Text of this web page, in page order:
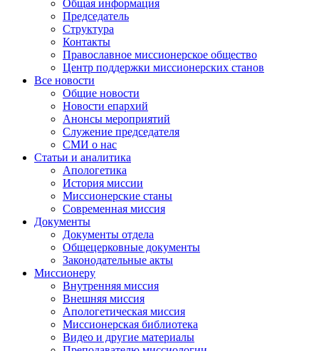
Общая информация
Председатель
Структура
Контакты
Православное миссионерское общество
Центр поддержки миссионерских станов
Все новости
Общие новости
Новости епархий
Анонсы мероприятий
Служение председателя
СМИ о нас
Статьи и аналитика
Апологетика
История миссии
Миссионерские станы
Современная миссия
Документы
Документы отдела
Общецерковные документы
Законодательные акты
Миссионеру
Внутренняя миссия
Внешняя миссия
Апологетическая миссия
Миссионерская библиотека
Видео и другие материалы